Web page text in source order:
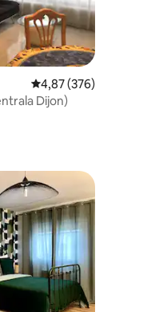
4,87 av 5 i
4,87 (376)
Dijon)